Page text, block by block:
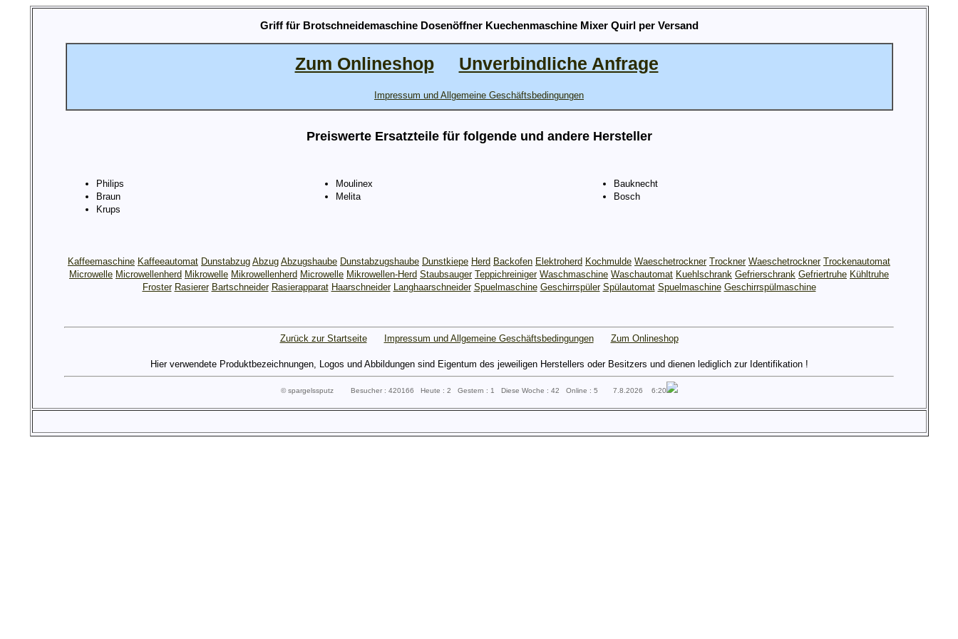
Griff für Brotschneidemaschine Dosenöffner Kuechenmaschine Mixer Quirl per Versand
Zum Onlineshop Unverbindliche Anfrage
Impressum und Allgemeine Geschäftsbedingungen
Preiswerte Ersatzteile für folgende und andere Hersteller
Philips
Braun
Krups
Moulinex
Melita
Bauknecht
Bosch
Kaffeemaschine Kaffeeautomat Dunstabzug Abzug Abzugshaube Dunstabzugshaube Dunstkiepe Herd Backofen Elektroherd Kochmulde Waeschetrockner Trockner Waeschetrockner Trockenautomat
Microwelle Microwellenherd Mikrowelle Mikrowellenherd Microwelle Mikrowellen-Herd Staubsauger Teppichreiniger Waschmaschine Waschautomat Kuehlschrank Gefrierschrank Gefriertruhe Kühltruhe
Froster Rasierer Bartschneider Rasierapparat Haarschneider Langhaarschneider Spuelmaschine Geschirrspüler Spülautomat Spuelmaschine Geschirrspülmaschine
Zurück zur Startseite Impressum und Allgemeine Geschäftsbedingungen Zum Onlineshop
Hier verwendete Produktbezeichnungen, Logos und Abbildungen sind Eigentum des jeweiligen Herstellers oder Besitzers und dienen lediglich zur Identifikation !
© spargelssputz Besucher : 420166 Heute : 2 Gestern : 1 Diese Woche : 42 Online : 5 7.8.2026 6:20